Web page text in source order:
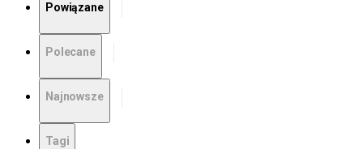
Powiązane
Polecane
Najnowsze
Tagi